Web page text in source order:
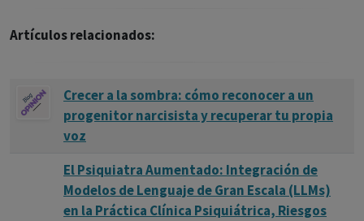
Artículos relacionados:
Crecer a la sombra: cómo reconocer a un
progenitor narcisista y recuperar tu propia
voz
El Psiquiatra Aumentado: Integración de
Modelos de Lenguaje de Gran Escala (LLMs)
en la Práctica Clínica Psiquiátrica, Riesgos